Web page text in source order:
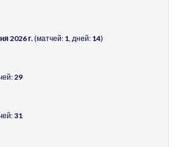
2026 г.(матчей: 1, дней: 14)
29
31